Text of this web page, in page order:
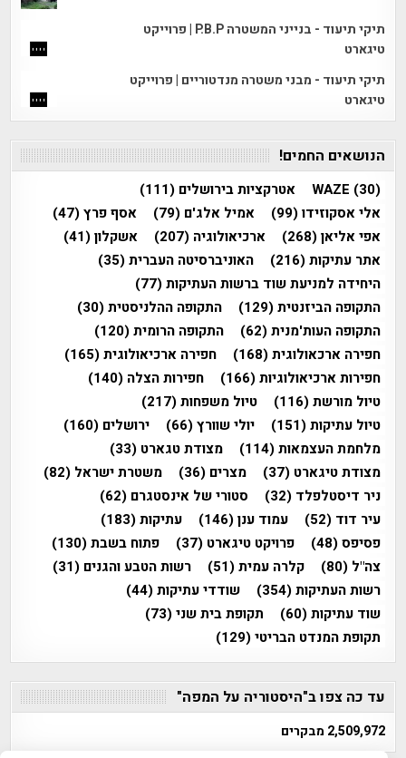
תיקי תיעוד - בנייני המשטרה P.B.P | פרוייקט
טיגארט
תיקי תיעוד - מבני משטרה מנדטוריים | פרוייקט
טיגארט
הנושאים החמים!
WAZE (30) אטרקציות בירושלים (111)
אלי אסקוזידו(99) אמיל אלג'ם (79) אסף פרץ(47)
אפי אליאן(268) ארכיאולוגיה (207) אשקלון(41)
אתר עתיקות(216) האוניברסיטה העברית(35)
היחידה למניעת שוד ברשות העתיקות(77)
התקופה הביזנטית(129) התקופה ההלניסטית(30)
התקופה העות'מנית(62) התקופה הרומית(120)
חפירה ארכאולוגית(168) חפירה ארכיאולוגית(165)
חפירות ארכיאולוגיות(166) חפירות הצלה (140)
טיול מורשת(116) טיול משפחות(217)
טיול עתיקות(151) יולי שוורץ(66) ירושלים (160)
מלחמת העצמאות(114) מצודת טגארט (33)
מצודת טיגארט (37) מצרים (36) משטרת ישראל (82)
ניר דיסטלפלד (32) סטורי של אינסטגרם (62)
עיר דוד (52) עמוד ענן(146) עתיקות(183)
פסיפס(48) פרויקט טיגארט (37) פתוח בשבת(130)
צה"ל (80) קלרה עמית(51) רשות הטבע והגנים (31)
רשות העתיקות(354) שודדי עתיקות(44)
שוד עתיקות(60) תקופת בית שני(73)
תקופת המנדט הבריטי(129)
עד כה צפו ב"היסטוריה על המפה"
2,509,972 מבקרים